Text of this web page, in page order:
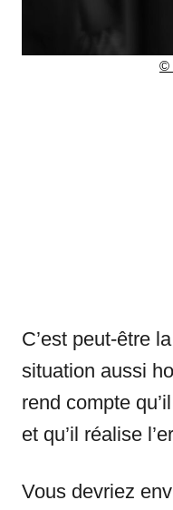
©
C’est peut-être
situation aussi
rend compte
et qu’il réalise
Vous devriez